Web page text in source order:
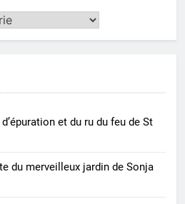
et du ru du feu de St
du merveilleux jardin de Sonja